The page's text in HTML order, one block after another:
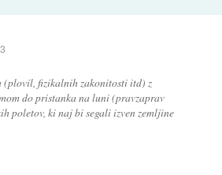
(plovil, fizikalnih zakonitosti itd) z
do pristanka na luni (pravzaprav
poletov, ki naj bi segali izven zemljine